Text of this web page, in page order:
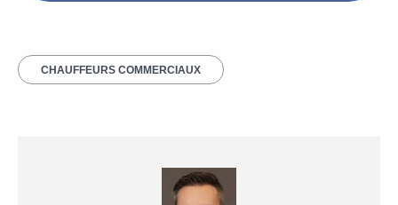
CHAUFFEURS COMMERCIAUX